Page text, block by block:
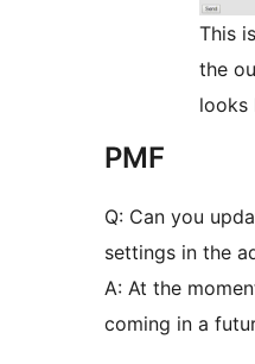
This
the
looks
PMF
Q: Can you
settings in the
A: At the
coming in a